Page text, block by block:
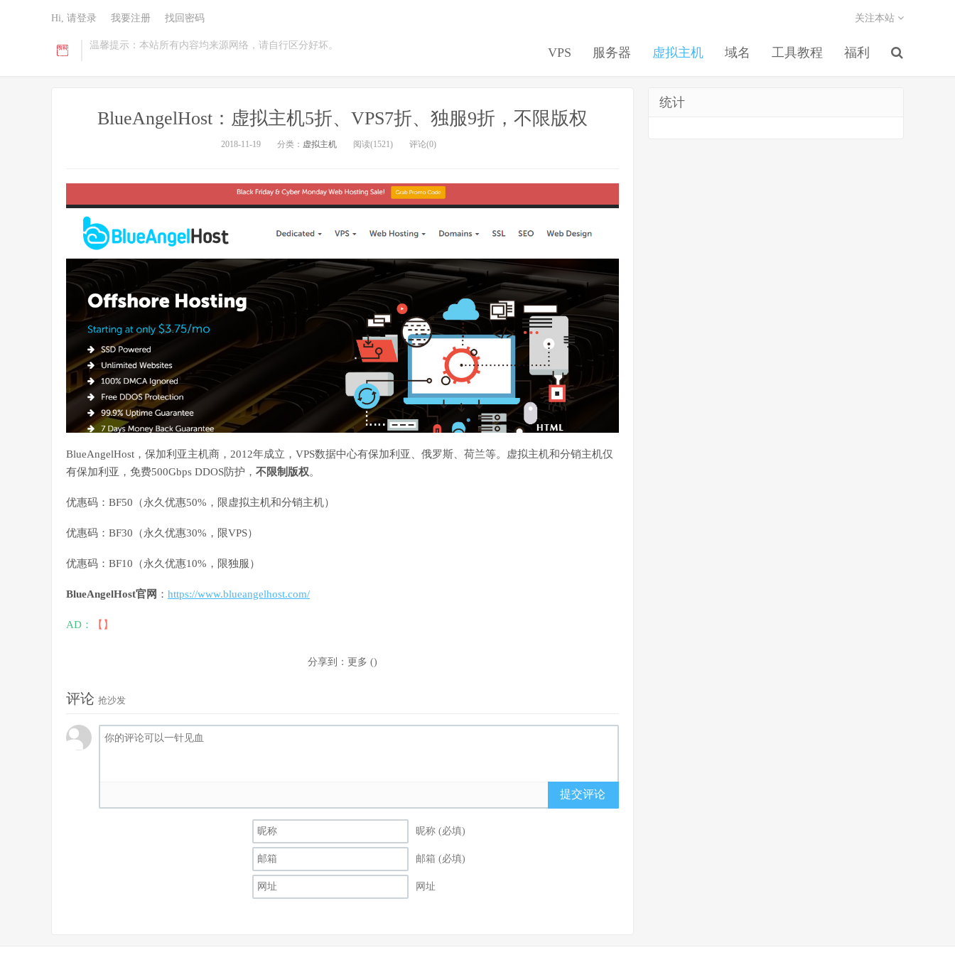
温馨提示：本站所有内容均来源网络，请自行区分好坏。
VPS 服务器 虚拟主机 域名 工具教程 福利
关注本站
Hi, 请登录 我要注册 找回密码
BlueAngelHost：虚拟主机5折、VPS7折、独服9折，不限版权
2018-11-19 分类： 虚拟主机 阅读(1521) 评论(0)
BlueAngelHost，保加利亚主机商，2012年成立，VPS数据中心有保加利亚、俄罗斯、荷兰等。虚拟主机和分销主机仅
有保加利亚，免费500Gbps DDOS防护， 不限制版权。
优惠码：BF50（永久优惠50%，限虚拟主机和分销主机）
优惠码：BF30（永久优惠30%，限VPS）
优惠码：BF10（永久优惠10%，限独服）
BlueAngelHost官网 ： https://www.blueangelhost.com/
AD： 【】
分享到： 更多 ()
评论 抢沙发
提交评论
昵称 (必填)
邮箱 (必填)
网址
统计